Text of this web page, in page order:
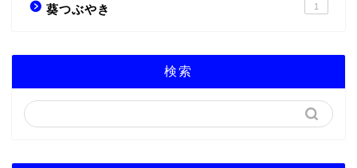
葵つぶやき 1
検索